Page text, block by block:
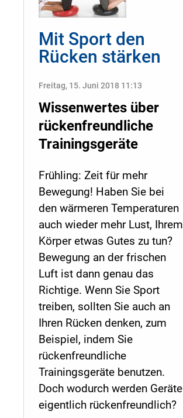
Mit Sport den
Rücken stärken
Freitag, 15. Juni 2018 11:13
Wissenwertes über
rückenfreundliche
Trainingsgeräte
Frühling: Zeit für mehr
Bewegung! Haben Sie bei
den wärmeren Temperaturen
auch wieder mehr Lust, Ihrem
Körper etwas Gutes zu tun?
Bewegung an der frischen
Luft ist dann genau das
Richtige. Wenn Sie Sport
treiben, sollten Sie auch an
Ihren Rücken denken, zum
Beispiel, indem Sie
rückenfreundliche
Trainingsgeräte benutzen.
Doch wodurch werden Geräte
eigentlich rückenfreundlich?